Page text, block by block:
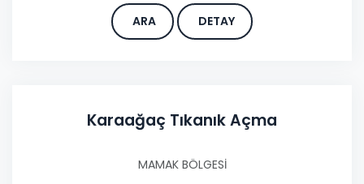
ARA DETAY
Karaağaç Tıkanık Açma
MAMAK BÖLGESİ